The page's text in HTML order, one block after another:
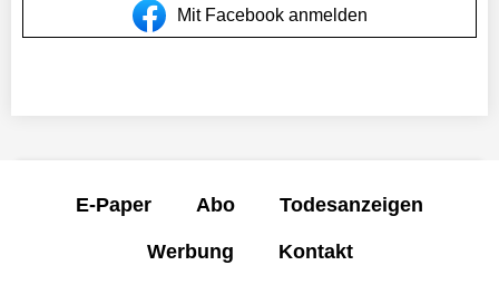
Mit Facebook anmelden
E-Paper Abo Todesanzeigen
Werbung Kontakt